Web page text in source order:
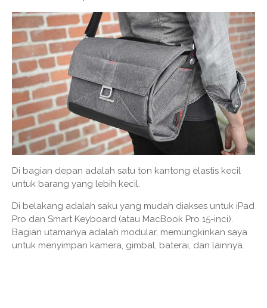
Di bagian depan adalah satu ton kantong elastis kecil
untuk barang yang lebih kecil.
Di belakang adalah saku yang mudah diakses untuk iPad
Pro dan Smart Keyboard (atau MacBook Pro 15-inci).
Bagian utamanya adalah modular, memungkinkan saya
untuk menyimpan kamera, gimbal, baterai, dan lainnya.